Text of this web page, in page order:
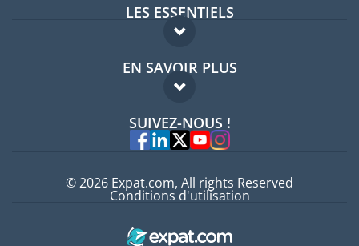
LES ESSENTIELS
Forum expatriés
Guides pays
EN SAVOIR PLUS
FAQ
Experts
SUIVEZ-NOUS !
© 2026 Expat.com, All rights Reserved
Conditions d'utilisation